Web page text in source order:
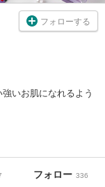
フォローする
いお肌になれるよう
フォロー 336